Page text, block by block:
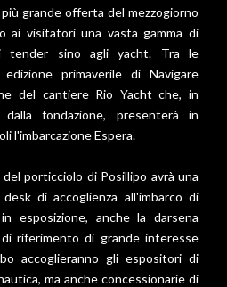
grande offerta del mezzogiorno
ai visitatori una vasta gamma di
tender sino agli yacht. Tra le
primaverile di Navigare
del cantiere Rio Yacht che, in
fondazione, presenterà in
l'imbarcazione Espera.
porticciolo di Posillipo avrà una
di accoglienza all'imbarco di
esposizione, anche la darsena
riferimento di grande interesse
accoglieranno gli espositori di
ma anche concessionarie di